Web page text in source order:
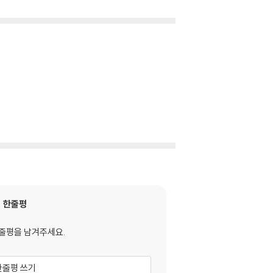
한줄평
평을 남겨주세요.
줄평 쓰기